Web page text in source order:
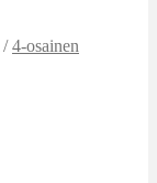
/4-osainen